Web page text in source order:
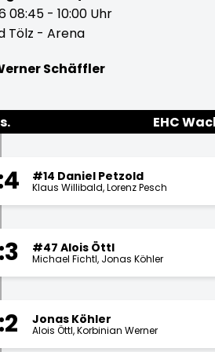
08:45 - 10:00 Uhr
Tölz - Arena
Schäffler
EHC
#14 Daniel Petzold
Klaus Willibald Lorenz Pesch
#47 Alois Öttl
Michael Fichtl Jonas Köhler
Jonas Köhler
Alois Öttl Korbinian Werner